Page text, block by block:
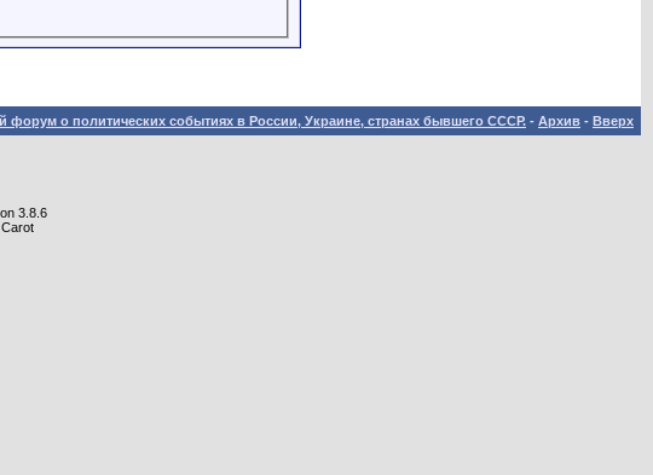
форум о политических событиях в России, Украине, странах бывшего СССР. - Архив - Вверх
3.8.6